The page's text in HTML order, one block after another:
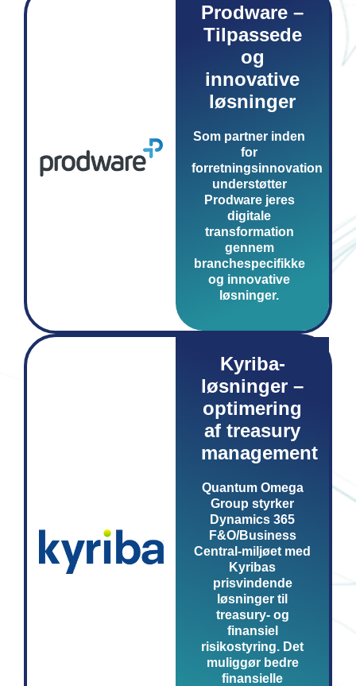
Prodware –
Tilpassede
og
innovative
løsninger
Som partner inden
for
forretningsinnovation
understøtter
Prodware jeres
digitale
transformation
gennem
branchespecifikke
og innovative
løsninger.
Kyriba-
løsninger –
optimering
af treasury
management
Quantum Omega
Group styrker
Dynamics 365
F&O/Business
Central-miljøet med
Kyribas
prisvindende
løsninger til
treasury- og
finansiel
risikostyring. Det
muliggør bedre
finansielle